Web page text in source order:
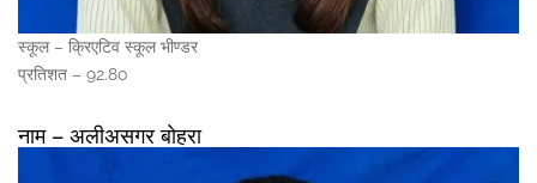
स्कूल – क्रिएटिव स्कूल भीण्डर
प्रतिशत – 92.80
नाम – अलीअसगर बोहरा